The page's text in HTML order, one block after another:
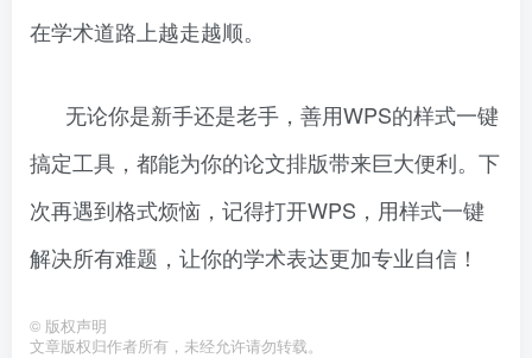
在学术道路上越走越顺。
无论你是新手还是老手，善用WPS的样式一键
搞定工具，都能为你的论文排版带来巨大便利。下
次再遇到格式烦恼，记得打开WPS，用样式一键
解决所有难题，让你的学术表达更加专业自信！
© 版权声明
文章版权归作者所有，未经允许请勿转载。